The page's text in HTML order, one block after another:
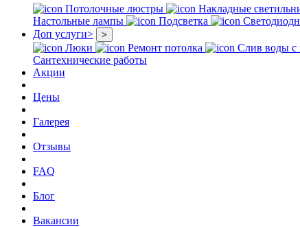
Потолочные люстры Накладные
Настольные лампы
Подсветка
Доп услуги> >
Люки Ремонт потолка Слив воды с
Сантехнические работы
Акции
Цены
Галерея
Отзывы
FAQ
Блог
Вакансии